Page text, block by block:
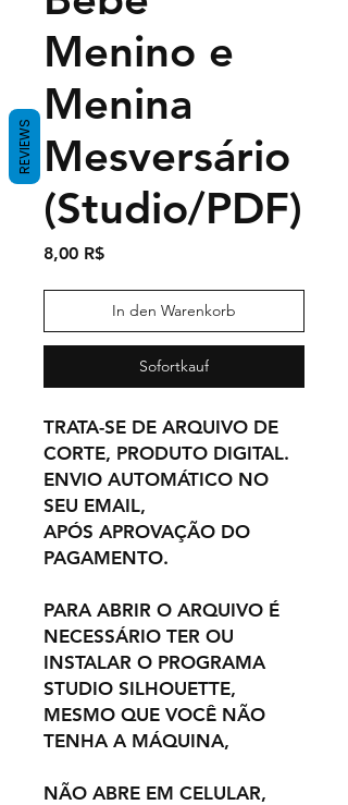
Menino e
Menina
Mesversário
(Studio/PDF)
8,00 R$Preis
In den Warenkorb
Sofortkauf
TRATA-SE DE ARQUIVO DE
CORTE, PRODUTO DIGITAL.
ENVIO AUTOMÁTICO NO
SEU EMAIL,
APÓS APROVAÇÃO DO
PAGAMENTO.
PARA ABRIR O ARQUIVO É
NECESSÁRIO TER OU
INSTALAR O PROGRAMA
STUDIO SILHOUETTE,
MESMO QUE VOCÊ NÃO
TENHA A MÁQUINA,
NÃO ABRE EM CELULAR,
REVIEWS